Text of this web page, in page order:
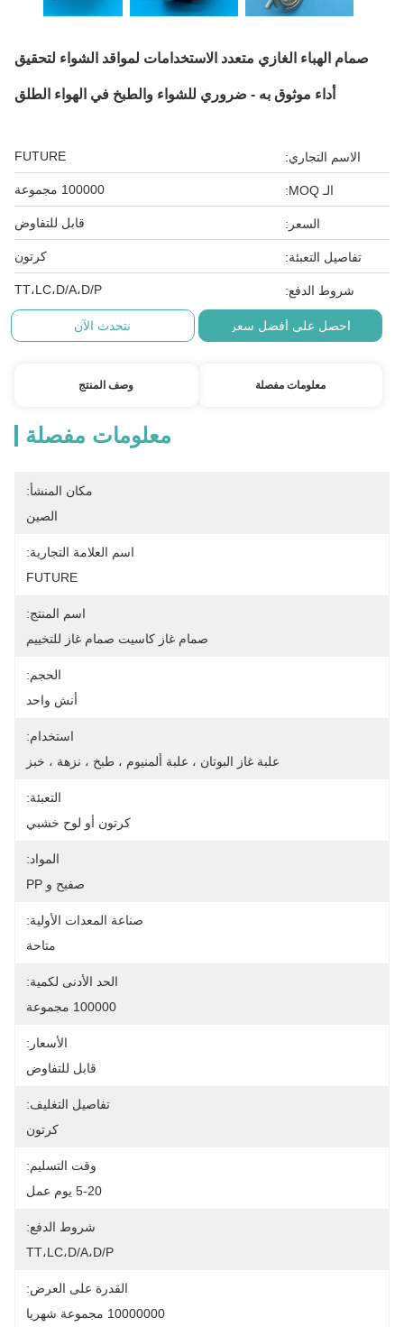
صمام الهباء الغازي متعدد الاستخدامات لمواقد الشواء لتحقيق
أداء موثوق به - ضروري للشواء والطبخ في الهواء الطلق
الاسم التجاري: FUTURE
الـ MOQ: 100000 مجموعة
السعر: قابل للتفاوض
تفاصيل التعبئة: كرتون
شروط الدفع: TT،LC،D/A،D/P
احصل على أفضل سعر نتحدث الآن
معلومات مفصلة وصف المنتج
معلومات مفصلة
مكان المنشأ:
الصين
اسم العلامة التجارية:
FUTURE
اسم المنتج:
صمام غاز كاسيت صمام غاز للتخييم
الحجم:
أنش واحد
استخدام:
علبة غاز البوتان ، علبة ألمنيوم ، طبخ ، نزهة ، خبز
التعبئة:
كرتون أو لوح خشبي
المواد:
صفيح و PP
صناعة المعدات الأولية:
متاحة
الحد الأدنى لكمية:
100000 مجموعة
الأسعار:
قابل للتفاوض
تفاصيل التغليف:
كرتون
وقت التسليم:
5-20 يوم عمل
شروط الدفع:
TT،LC،D/A،D/P
القدرة على العرض:
10000000 مجموعة شهريا